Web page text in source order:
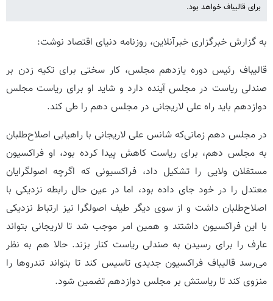
برای قالیباف خواهد بود.
به گزارش خبرگزاری خبرآنلاین، روزنامه دنیای اقتصاد نوشت:
قالیباف رئیس دوره یازدهم مجلس، کار سختی برای تکیه زدن بر
صندلی ریاست در مجلس آینده دارد و شاید او برای ریاست مجلس
دوازدهم باید راه علی لاریجانی در مجلس دهم را طی کند.
در مجلس دهم زمانی‌که شانس علی لاریجانی با راهیابی اصلاح‌طلبان
به مجلس دهم، برای ریاست کاهش پیدا کرده بود، او فراکسیون
مستقلان ولایی را تشکیل داد، فراکسیونی که اگرچه اصولگرایان
معتدل را در خود جای داده بود، اما در عین حال رابطه نزدیکی با
اصلاح‌طلبان داشت و از سوی دیگر طیف اصولگرا نیز ارتباط نزدیکی
با این فراکسیون داشتند و همین امر موجب شد تا لاریجانی بتواند
عارف را برای رسیدن به صندلی ریاست کنار بزند. حالا هم به نظر
می‌رسد قالیباف فراکسیون جدیدی تاسیس کند تا بتواند تندروها را
منزوی کند تا ریاستش بر مجلس دوازدهم تضمین شود.